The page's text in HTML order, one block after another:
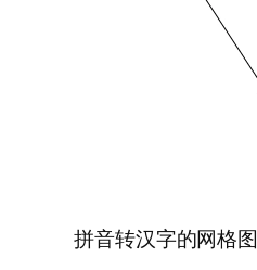
拼音转汉字的网格图